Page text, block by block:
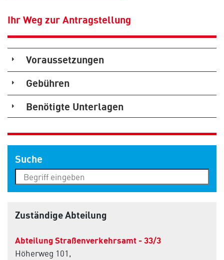
Ihr Weg zur Antragstellung
Voraussetzungen
Gebühren
Benötigte Unterlagen
Suche
Zuständige Abteilung
Abteilung Straßenverkehrsamt - 33/3
Höherweg 101,